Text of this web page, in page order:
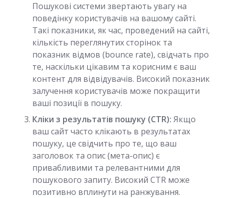
Пошукові системи звертають увагу на
поведінку користувачів на вашому сайті.
Такі показники, як час, проведений на сайті,
кількість переглянутих сторінок та
показник відмов (bounce rate), свідчать про
те, наскільки цікавим та корисним є ваш
контент для відвідувачів. Високий показник
залучення користувачів може покращити
ваші позиції в пошуку.
Кліки з результатів пошуку (CTR): Якщо
ваш сайт часто клікають в результатах
пошуку, це свідчить про те, що ваш
заголовок та опис (мета-опис) є
привабливими та релевантними для
пошукового запиту. Високий CTR може
позитивно вплинути на ранжування.